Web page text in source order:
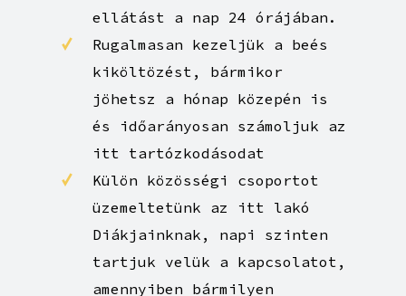
azonnal segítünk a legjobb
orvosi ellátásban, hiszen mi
magunk is Budapesten élünk,
ismerjük a legjobb
orvosokat, leggyorsabb
ellátást a nap 24 órájában.
Rugalmasan kezeljük a beés
kiköltözést, bármikor
jöhetsz a hónap közepén is
és időarányosan számoljuk az
itt tartózkodásodat